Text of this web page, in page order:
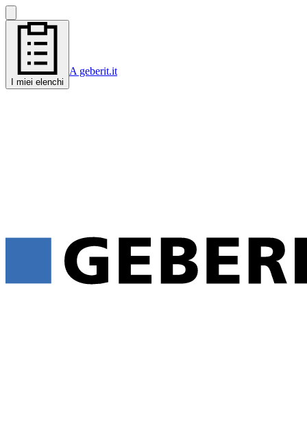
I miei elenchi
A geberit.it